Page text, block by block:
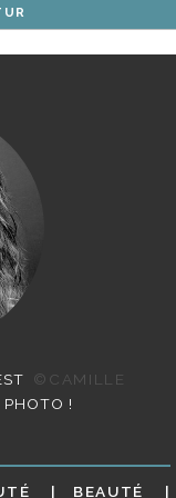
©CAMILLE
!
BEAUTÉ